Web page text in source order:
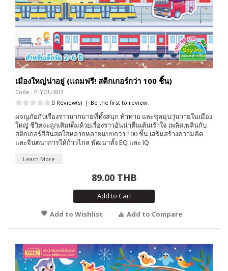
เมืองใหญ่น่าอยู่ (แถมฟรี! สติกเกอร์กว่า 100 ชิ้น)
Code : P-YOU-807
0 Review(s) | Be the first to review
ผจญภัยกับเรื่องราวมากมายที่ทั้งสนุก ท้าทาย และชุลมุนวุ่นวายในเมือง
ใหญ่ ชีวิตจะถูกเติมเต็มด้วยเรื่องราวอันน่าตื่นเต้นเร้าใจ เพลิดเพลินกับ
สติกเกอร์สีสันสดใสหลากหลายแบบกว่า 100 ชิ้น เสริมสร้างความคิด
และจินตนาการให้ก้าวไกล พัฒนาทั้ง EQ และ IQ
Learn More
89.00 THB
Add to Cart
Add to Wishlist
Add to Compare